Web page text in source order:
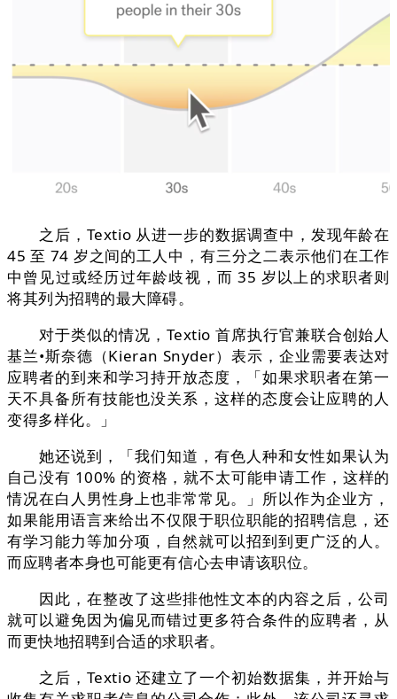
之后，Textio 从进一步的数据调查中，发现年龄在
45 至 74 岁之间的工人中，有三分之二表示他们在工作
中曾见过或经历过年龄歧视，而 35 岁以上的求职者则
将其列为招聘的最大障碍。
对于类似的情况，Textio 首席执行官兼联合创始人
基兰•斯奈德（Kieran Snyder）表示，企业需要表达对
应聘者的到来和学习持开放态度，「如果求职者在第一
天不具备所有技能也没关系，这样的态度会让应聘的人
变得多样化。」
她还说到，「我们知道，有色人种和女性如果认为
自己没有 100% 的资格，就不太可能申请工作，这样的
情况在白人男性身上也非常常见。」所以作为企业方，
如果能用语言来给出不仅限于职位职能的招聘信息，还
有学习能力等加分项，自然就可以招到到更广泛的人。
而应聘者本身也可能更有信心去申请该职位。
因此，在整改了这些排他性文本的内容之后，公司
就可以避免因为偏见而错过更多符合条件的应聘者，从
而更快地招聘到合适的求职者。
之后，Textio 还建立了一个初始数据集，并开始与